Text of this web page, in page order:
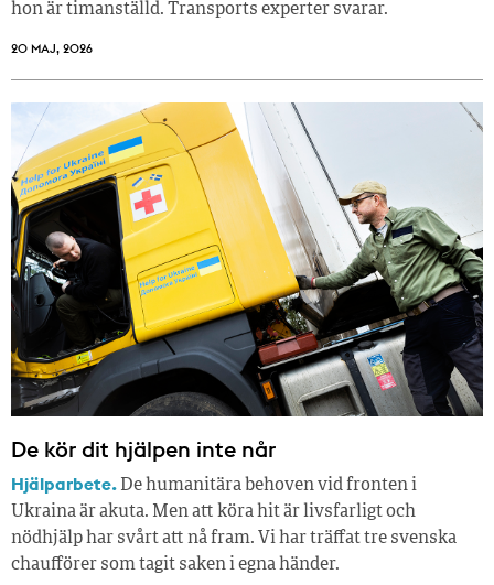
hon är timanställd. Transports experter svarar.
20 MAJ, 2026
De kör dit hjälpen inte når
Hjälparbete. De humanitära behoven vid fronten i
Ukraina är akuta. Men att köra hit är livsfarligt och
nödhjälp har svårt att nå fram. Vi har träffat tre svenska
chaufförer som tagit saken i egna händer.